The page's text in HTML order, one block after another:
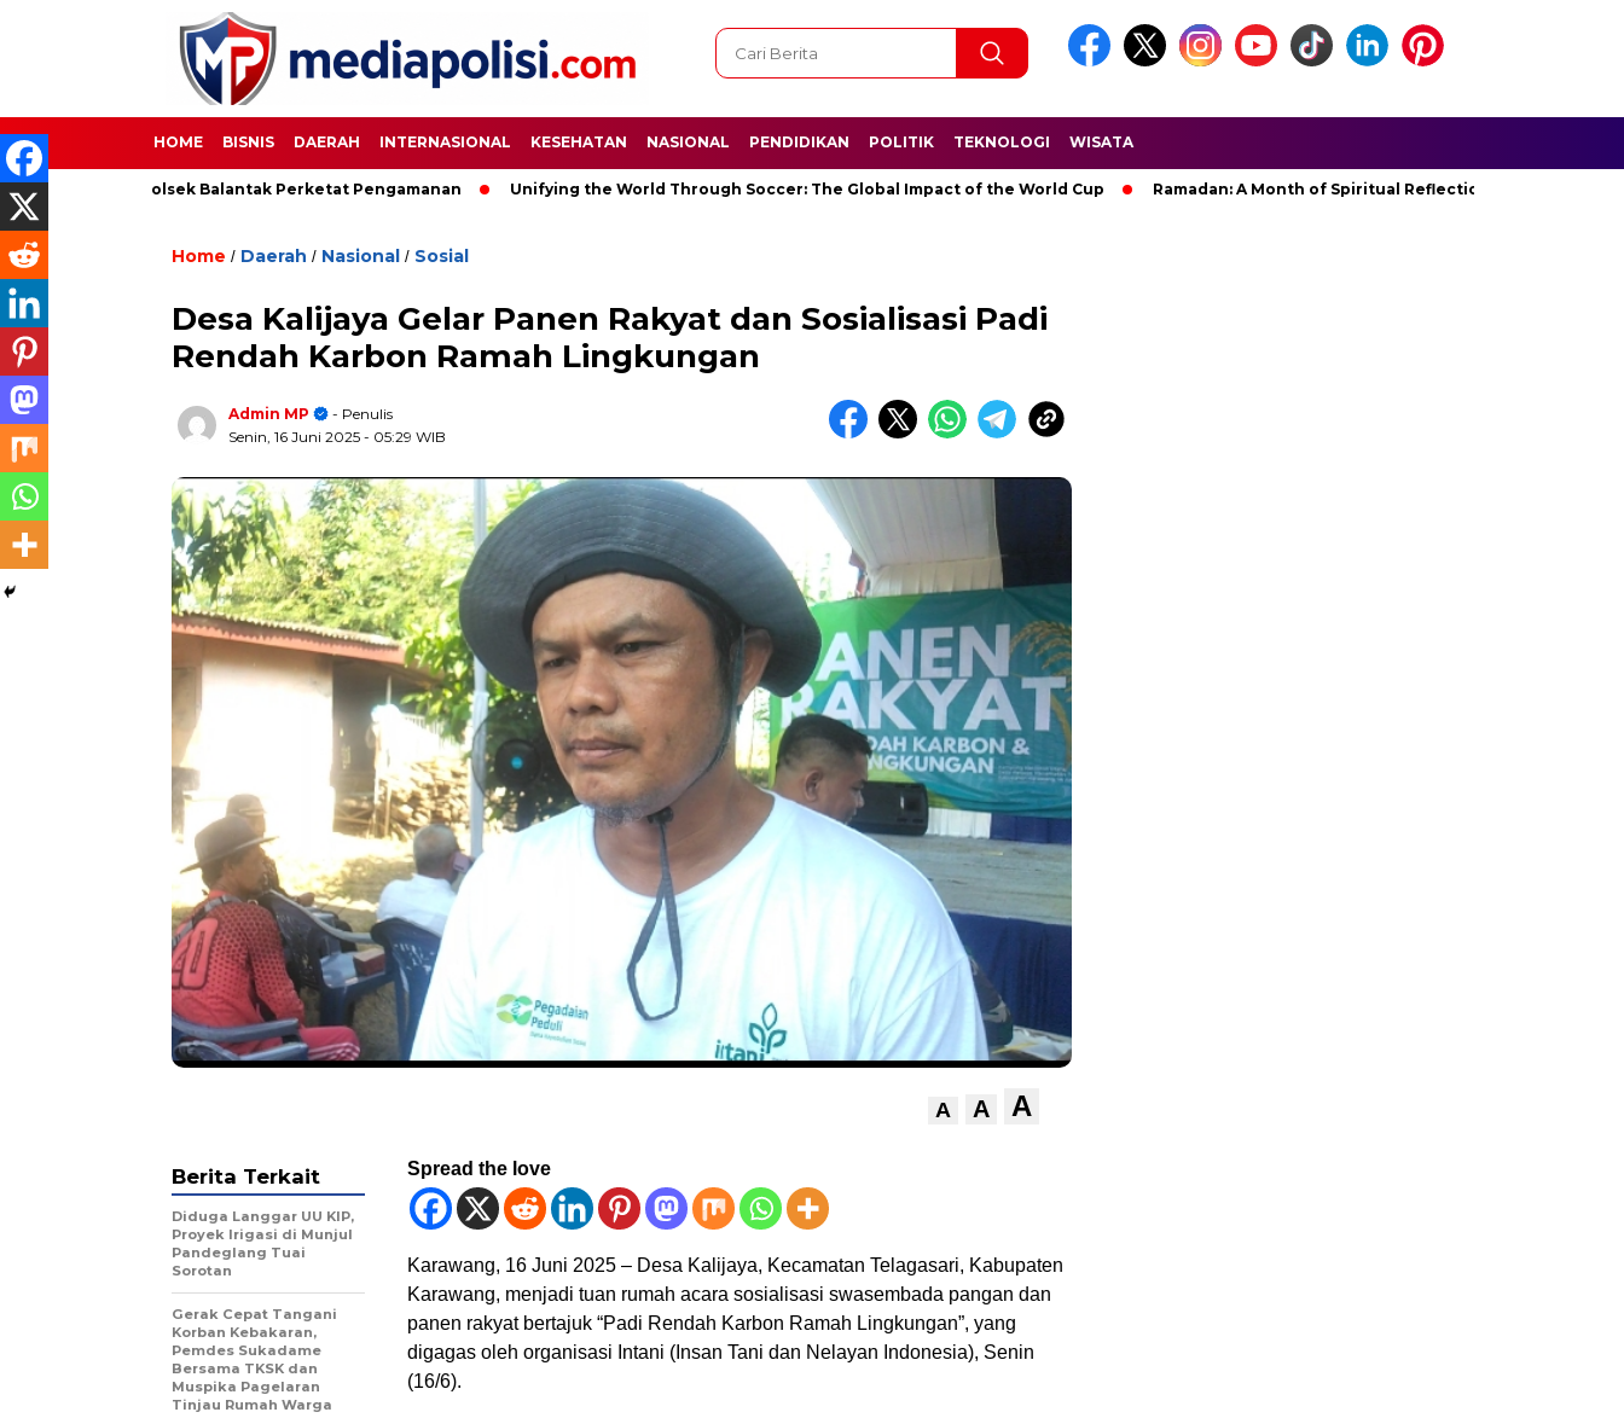
HOME BISNIS DAERAH INTERNASIONAL KESEHATAN NASIONAL PENDIDIKAN POLITIK TEKNOLOGI WISATA
Polsek Balantak Perketat Pengamanan Unifying the World Through Soccer: The Global Impact of the World Cup Ramadan: A Month of Spiritual Reflection, Devotion, and Charity
Home / Daerah / Nasional / Sosial
Desa Kalijaya Gelar Panen Rakyat dan Sosialisasi Padi
Rendah Karbon Ramah Lingkungan
Admin MP
- Penulis
Senin, 16 Juni 2025 - 05:29 WIB
A A A
Spread the love
Karawang, 16 Juni 2025 – Desa Kalijaya, Kecamatan Telagasari, Kabupaten
Karawang, menjadi tuan rumah acara sosialisasi swasembada pangan dan
panen rakyat bertajuk “Padi Rendah Karbon Ramah Lingkungan”, yang
digagas oleh organisasi Intani (Insan Tani dan Nelayan Indonesia), Senin
(16/6).
Berita Terkait
Diduga Langgar UU KIP,
Proyek Irigasi di Munjul
Pandeglang Tuai
Sorotan
Gerak Cepat Tangani
Korban Kebakaran,
Pemdes Sukadame
Bersama TKSK dan
Muspika Pagelaran
Tinjau Rumah Warga